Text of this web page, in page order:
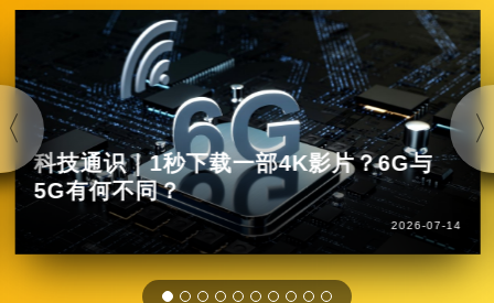
科技通识｜1秒下载一部4K影片？6G与
5G有何不同？
2026-07-14